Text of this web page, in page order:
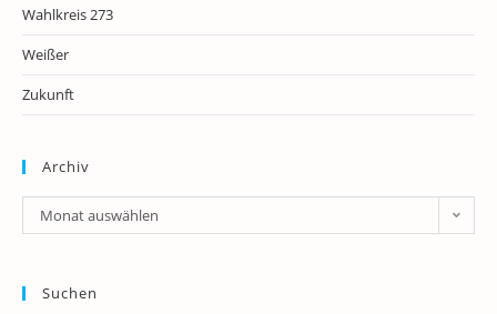
Wahlkreis 273
Weißer
Zukunft
Archiv
Archiv
Monat auswählen
Suchen